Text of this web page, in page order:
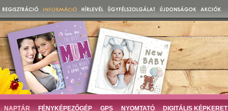
NAPTÁR FÉNYKÉPEZŐGÉP GPS NYOMTATÓ DIGITÁLIS KÉPKERET